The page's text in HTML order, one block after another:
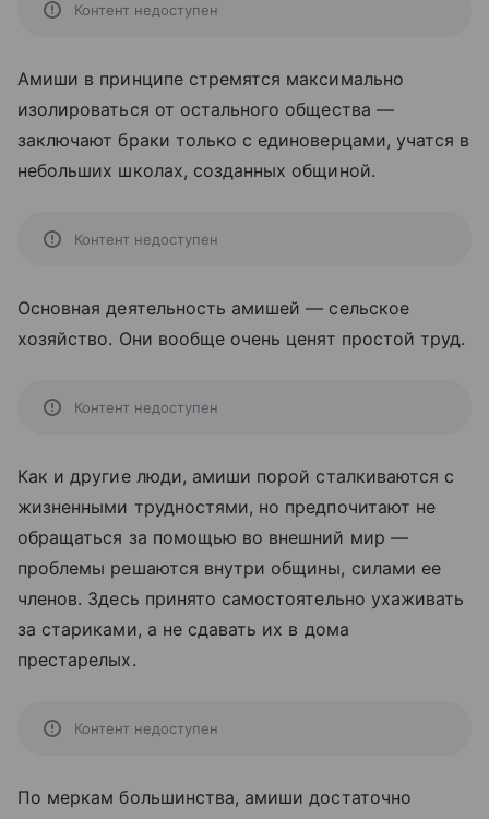
Контент недоступен
Амиши в принципе стремятся максимально
изолироваться от остального общества —
заключают браки только с единоверцами, учатся в
небольших школах, созданных общиной.
Контент недоступен
Основная деятельность амишей — сельское
хозяйство. Они вообще очень ценят простой труд.
Контент недоступен
Как и другие люди, амиши порой сталкиваются с
жизненными трудностями, но предпочитают не
обращаться за помощью во внешний мир —
проблемы решаются внутри общины, силами ее
членов. Здесь принято самостоятельно ухаживать
за стариками, а не сдавать их в дома
престарелых.
Контент недоступен
По меркам большинства, амиши достаточно